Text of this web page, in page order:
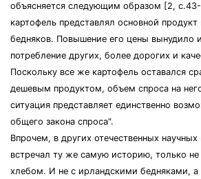
объясняется следующим образом [2,
картофель представлял основной продукт
бедняков. Повышение его цены вынудило
потребление других, более дорогих и
Поскольку все же картофель оставался
дешевым продуктом, объем спроса на
ситуация представляет единственно
общего закона спроса".
Впрочем, в других отечественных научных
встречал ту же самую историю, только
хлебом. И не с ирландскими бедняками, а